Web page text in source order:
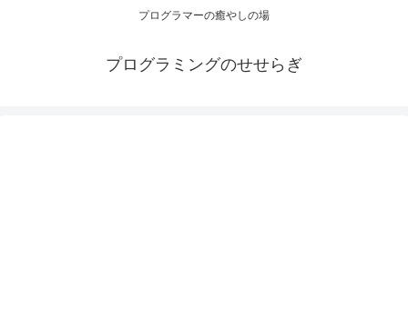
プログラマーの癒やしの場
プログラミングのせせらぎ